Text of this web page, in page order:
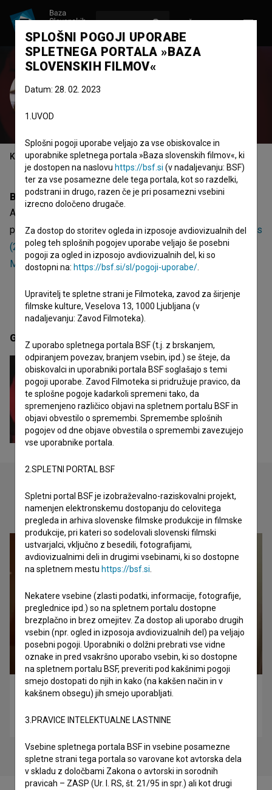
Andreja Kranjec
Kazalo
Biografija
Andreja Kranjec je nastopajoča in scenaristka. Najnovejši
projekti, kjer je nastopila, soVdih, od začetka (2021), Feniks
(2019)inI Cut My Hair Because I Don't Need You to Like
Me (2016).
Galerija
Oglejte si
I Cut My Hair Because I Don't Need You to Like Me
eksperimentalni
SPLOŠNI POGOJI UPORABE
SPLETNEGA PORTALA »BAZA
SLOVENSKIH FILMOV«
Datum: 28. 02. 2023
1.UVOD
Splošni pogoji uporabe veljajo za vse obiskovalce in
uporabnike spletnega portala »Baza slovenskih filmov«, ki
je dostopen na naslovu https://bsf.si (v nadaljevanju: BSF)
ter za vse posamezne dele tega portala, kot so razdelki,
podstrani in drugo, razen če je pri posamezni vsebini
izrecno določeno drugače.
Za dostop do storitev ogleda in izposoje avdiovizualnih del
poleg teh splošnih pogojev uporabe veljajo še posebni
pogoji za ogled in izposojo avdiovizualnih del, ki so
dostopni na: https://bsf.si/sl/pogoji-uporabe/
Upravitelj te spletne strani je Filmoteka, zavod za širjenje
filmske kulture, Veselova 13, 1000 Ljubljana (v
nadaljevanju: Zavod Filmoteka).
Z uporabo spletnega portala BSF (t.j. z brskanjem,
odpiranjem povezav, branjem vsebin, ipd.) se šteje, da
obiskovalci in uporabniki portala BSF soglašajo s temi
pogoji uporabe. Zavod Filmoteka si pridružuje pravico, da
te splošne pogoje kadarkoli spremeni tako, da
spremenjeno različico objavi na spletnem portalu BSF in
objavi obvestilo o spremembi. Spremembe splošnih
pogojev od dne objave obvestila o spremembi zavezujejo
vse uporabnike portala.
2.SPLETNI PORTAL BSF
Spletni portal BSF je izobraževalno-raziskovalni projekt,
namenjen elektronskemu dostopanju do celovitega
pregleda in arhiva slovenske filmske produkcije in filmske
produkcije, pri kateri so sodelovali slovenski filmski
ustvarjalci, vključno z besedili, fotografijami,
avdiovizualnimi deli in drugimi vsebinami, ki so dostopne
na spletnem mestu https://bsf.si
Nekatere vsebine (zlasti podatki, informacije, fotografije,
preglednice ipd.) so na spletnem portalu dostopne
brezplačno in brez omejitev. Za dostop ali uporabo drugih
vsebin (npr. ogled in izposoja avdiovizualnih del) pa veljajo
posebni pogoji. Uporabniki o dolžni prebrati vse vidne
oznake in pred vsakršno uporabo vsebin, ki so dostopne
na spletnem portalu BSF, preveriti pod kakšnimi pogoji
smejo dostopati do njih in kako (na kakšen način in v
kakšnem obsegu) jih smejo uporabljati.
3.PRAVICE INTELEKTUALNE LASTNINE
Vsebine spletnega portala BSF in vsebine posamezne
spletne strani tega portala so varovane kot avtorska dela
v skladu z določbami Zakona o avtorski in sorodnih
pravicah – ZASP (Ur. l. RS, št. 21/95 in spr.) ali kot drugi